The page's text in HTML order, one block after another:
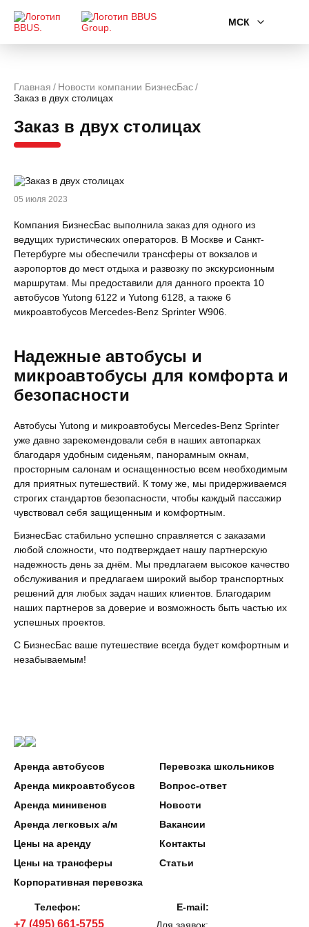
МСК
Главная
Новости компании БизнесБас
Заказ в двух столицах
Заказ в двух столицах
05 июля 2023
Компания БизнесБас выполнила заказ для одного из
ведущих туристических операторов. В Москве и Санкт-
Петербурге мы обеспечили трансферы от вокзалов и
аэропортов до мест отдыха и развозку по экскурсионным
маршрутам. Мы предоставили для данного проекта 10
автобусов Yutong 6122 и Yutong 6128, а также 6
микроавтобусов Mercedes-Benz Sprinter W906.
Надежные автобусы и
микроавтобусы для комфорта и
безопасности
Автобусы Yutong и микроавтобусы Mercedes-Benz Sprinter
уже давно зарекомендовали себя в наших автопарках
благодаря удобным сиденьям, панорамным окнам,
просторным салонам и оснащенностью всем необходимым
для приятных путешествий. К тому же, мы придерживаемся
строгих стандартов безопасности, чтобы каждый пассажир
чувствовал себя защищенным и комфортным.
БизнесБас стабильно успешно справляется с заказами
любой сложности, что подтверждает нашу партнерскую
надежность день за днём. Мы предлагаем высокое качество
обслуживания и предлагаем широкий выбор транспортных
решений для любых задач наших клиентов. Благодарим
наших партнеров за доверие и возможность быть частью их
успешных проектов.
С БизнесБас ваше путешествие всегда будет комфортным и
незабываемым!
Аренда автобусов
Аренда микроавтобусов
Аренда минивенов
Аренда легковых а/м
Цены на аренду
Цены на трансферы
Корпоративная перевозка
Перевозка школьников
Вопрос-ответ
Новости
Вакансии
Контакты
Статьи
Телефон:
+7 (495) 661-5755
E-mail: